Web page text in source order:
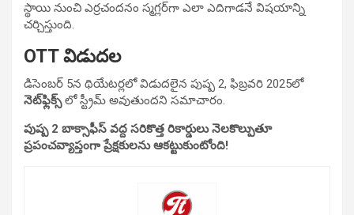
స్థాయి నుంచి ఎర్రచందనం స్మగ్లర్‌గా ఎలా ఎదిగాడనే విషయాన్ని
చర్చిస్తుంది.
OTT విడుదల
డిసెంబర్ 5న థియేటర్లలో విడుదలైన పుష్ప 2, ఫిబ్రవరి 2025లో
నెట్‌ఫ్లిక్స్లో స్ట్రీమ్ అవుతుందని సమాచారం.
పుష్ప 2 బాక్సాఫీస్ వద్ద సరికొత్త రికార్డులు నెలకొల్పుతూ
ప్రపంచవ్యాప్తంగా ప్రేక్షకులను ఆకట్టుకుంటోంది!